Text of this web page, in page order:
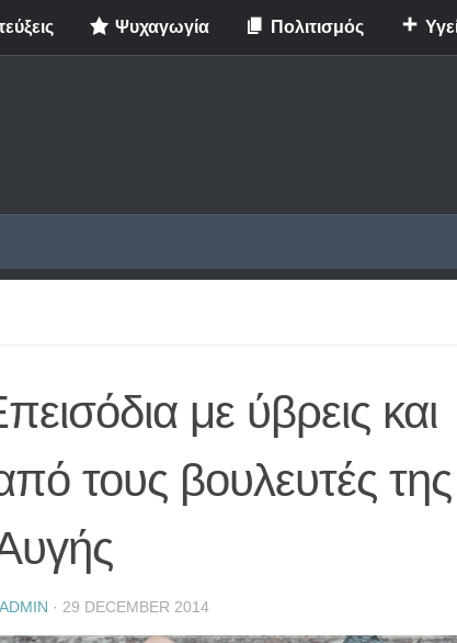
Ψυχαγωγία Πολιτισμός
με ύβρεις και
τους βουλευτές της
· 29 DECEMBER 2014